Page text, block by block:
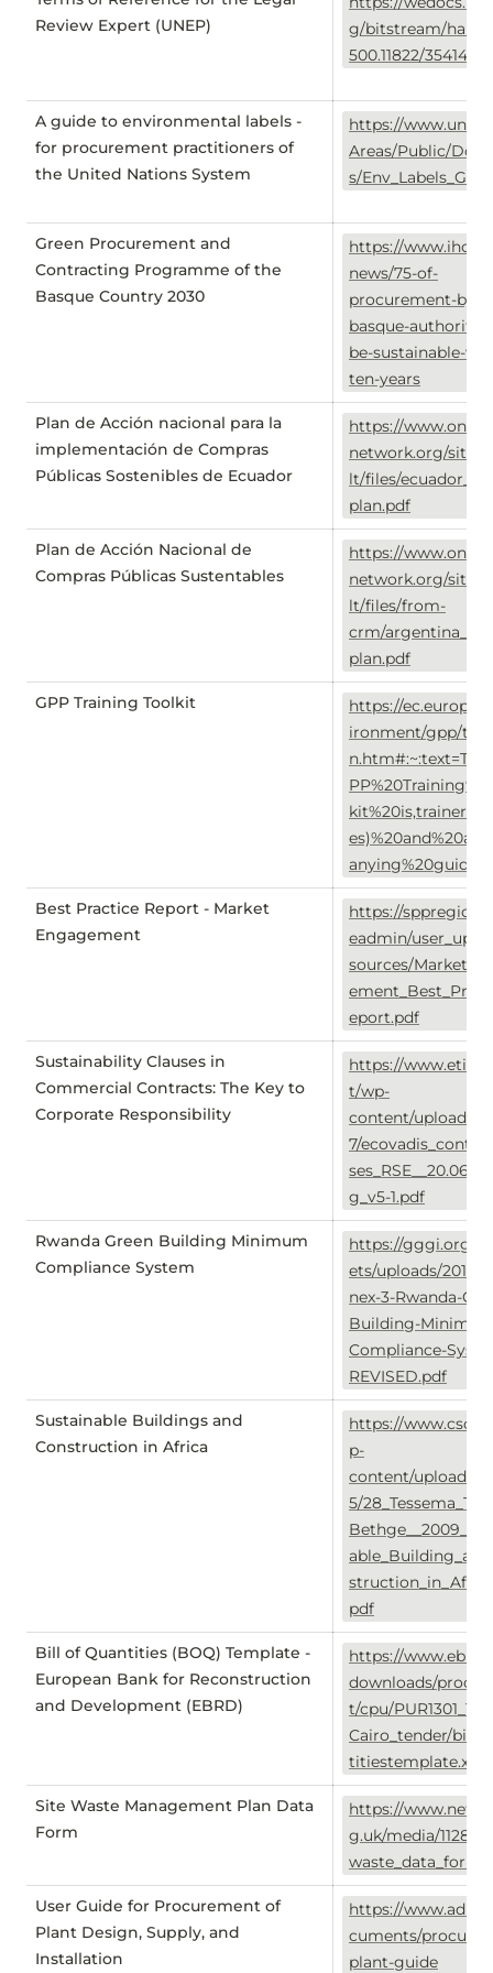
Review Expert (UNEP)
g/bitstream/
500.11822/35414/
A guide to environmental labels -
for procurement practitioners of
the United Nations System
https://
Areas/Public/
s/
Green Procurement and
Contracting Programme of the
Basque Country 2030
https://
news/75-of-
procurement-by-
basque-
be-sustainable-
ten-years
Plan de Acción nacional para la
implementación de Compras
Públicas Sostenibles de Ecuador
https://
network.org/sites/
lt/files/
plan.pdf
Plan de Acción Nacional de
Compras Públicas Sustentables
https://
network.org/sites/
lt/files/from-
crm/
plan.pdf
GPP Training Toolkit
https://
ironment/gpp/
Best Practice Report - Market
Engagement
https://
eadmin/
sources/
eport.pdf
Sustainability Clauses in
Commercial Contracts: The Key to
Corporate Responsibility
https://
t/wp-
content/uploads/
7/
g_v5-1.pdf
Rwanda Green Building Minimum
Compliance System
https://gggi.org/
ets/uploads/2019/
nex-3-Rwanda-
Building-
Compliance-
REVISED.pdf
Sustainable Buildings and
Construction in Africa
https://
p-
content/uploads/
5/
pdf
Bill of Quantities (BOQ) Template -
European Bank for Reconstruction
and Development (EBRD)
https://
downloads/
t/cpu/
Cairo_tender/
titiestemplate.xls
Site Waste Management Plan Data
Form
https://
g.uk/media/1128/
User Guide for Procurement of
Plant Design, Supply, and
Installation
https://
cuments/
plant-guide